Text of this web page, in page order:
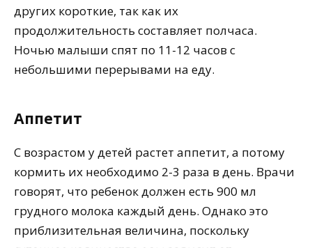
других короткие, так как их
продолжительность составляет полчаса.
Ночью малыши спят по 11-12 часов с
небольшими перерывами на еду.
Аппетит
С возрастом у детей растет аппетит, а потому
кормить их необходимо 2-3 раза в день. Врачи
говорят, что ребенок должен есть 900 мл
грудного молока каждый день. Однако это
приблизительная величина, поскольку